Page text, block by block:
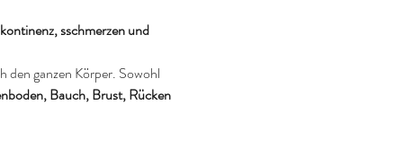
sschmerzen und
den ganzen Körper. Sowohl
Bauch, Brust, Rücken